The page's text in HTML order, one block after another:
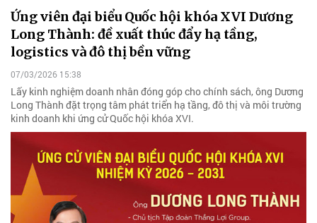
Ứng viên đại biểu Quốc hội khóa XVI Dương
Long Thành: đề xuất thúc đẩy hạ tầng,
logistics và đô thị bền vững
07/03/2026 15:38
Lấy kinh nghiệm doanh nhân đóng góp cho chính sách, ông Dương
Long Thành đặt trọng tâm phát triển hạ tầng, đô thị và môi trường
kinh doanh khi ứng cử Quốc hội khóa XVI.